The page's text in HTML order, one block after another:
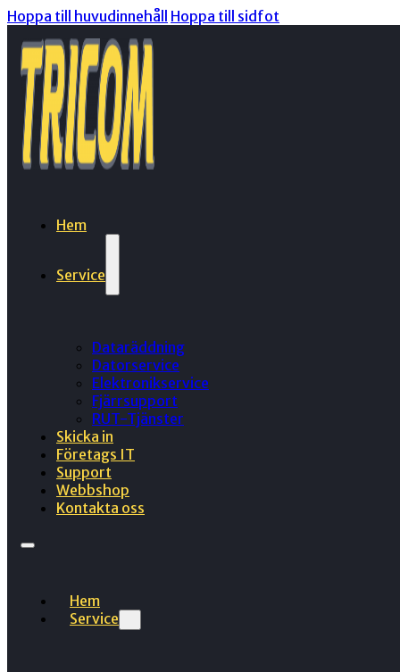
Hoppa till huvudinnehåll Hoppa till sidfot
Hem
Service
Dataräddning
Datorservice
Elektronikservice
Fjärrsupport
RUT-Tjänster
Skicka in
Företags IT
Support
Webbshop
Kontakta oss
Hem
Service